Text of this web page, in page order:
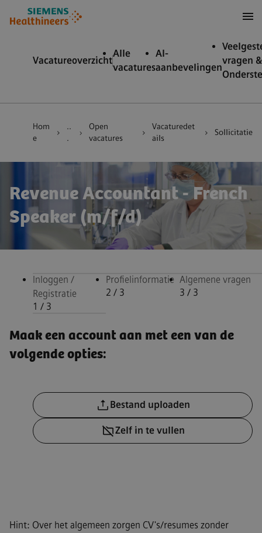
over
footer
Vacatureoverzicht
Alle
vacatures
AI-
aanbevelingen
vragen &
Hom
e
..
.
Open
vacatures
Vacaturedet
ails
Sollicitatie
Revenue Accountant - French
Speaker (m/f/d)
Inloggen /
Registratie
1 / 3
Profielinformatie
2/ 3
Algemene vragen
3 / 3
Maak een account aan met een van de
volgende opties:
Bestand uploaden
CV-bestand uploaden
Zelf in te vullen
CV later uploaden
Hint: Over het algemeen zorgen CV's/resumes zonder